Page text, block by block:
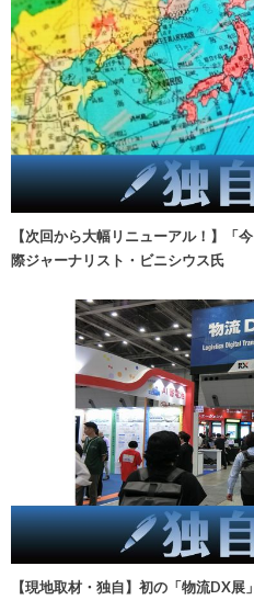
【次回から大幅リニューアル！】
際ジャーナリスト・ビニシウス氏
【現地取材・独自】初の「物流DX